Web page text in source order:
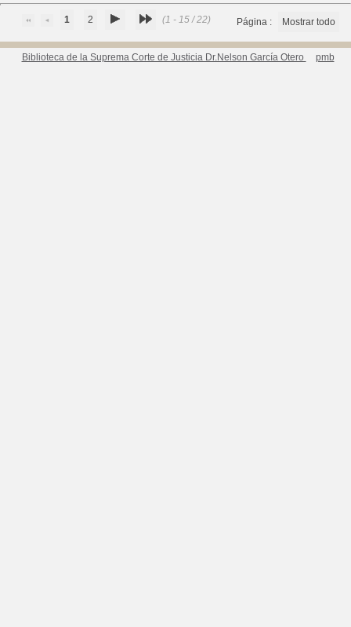
1 2 (1 - 15 / 22) Página : Mostrar todo
Biblioteca de la Suprema Corte de Justicia Dr.Nelson García Otero pmb